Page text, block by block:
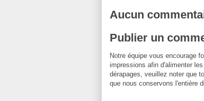
Aucun
Publier un
Notre équipe vous encourage
impressions afin d'alimenter
dérapages, veuillez noter que
que nous conservons l'entière